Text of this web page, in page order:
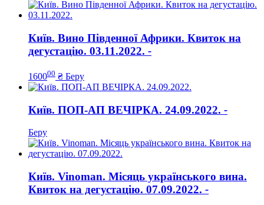
Київ. Вино Південної Африки. Квиток на
дегустацію. 03.11.2022. -
160000 ₴ Беру
Київ. ПОП-АП ВЕЧІРКА. 24.09.2022. -
Беру
Київ. Vinoman. Місяць українського вина.
Квиток на дегустацію. 07.09.2022. -